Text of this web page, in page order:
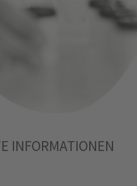
INFORMATIONEN